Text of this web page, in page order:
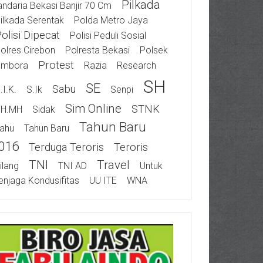
Bekasi Banjir 70 Cm
Pilkada
Serentak Polda Metro Jaya
Dipecat
Polisi Peduli Sosial
Cirebon
Polresta Bekasi
Polsek
Protest Razia Research
S.Ik Sabu SE Senpi SH
Sidak Sim Online STNK
Tahun Baru
Tahun Baru
Terduga Teroris Teroris
TNI TNI AD Travel
Untuk
Kondusifitas
UU ITE WNA